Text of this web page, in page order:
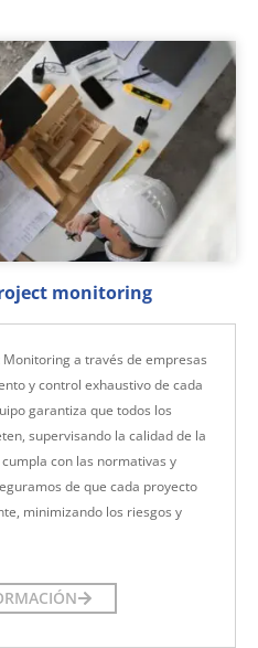
monitoring
a través de empresas
y control exhaustivo de cada
garantiza que todos los
supervisando la calidad de la
con las normativas y
de que cada proyecto
minimizando los riesgos y